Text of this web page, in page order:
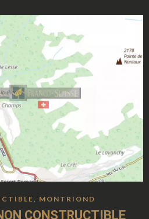
MONTRIOND
CONSTRUCTIBLE